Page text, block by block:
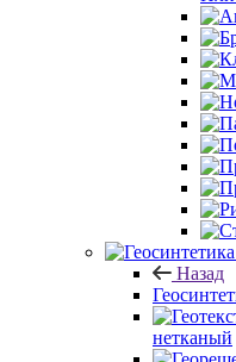
Назад
нетканый